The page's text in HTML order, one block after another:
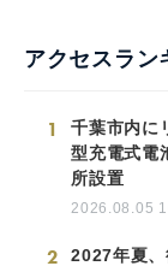
アクセスラン
1
千葉市内に
型充電式電
所設置
2026.08.05
2
2027年夏